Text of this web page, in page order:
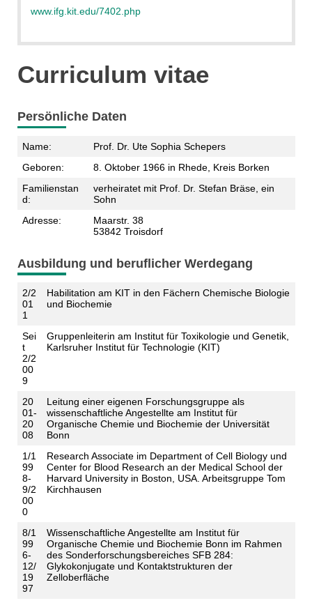
www.ifg.kit.edu/7402.php
Curriculum vitae
Persönliche Daten
Name:
Prof. Dr. Ute Sophia Schepers
Geboren:
8. Oktober 1966 in Rhede, Kreis Borken
Familienstan
d:
verheiratet mit Prof. Dr. Stefan Bräse, ein
Sohn
Adresse:
Maarstr. 38
53842 Troisdorf
Ausbildung und beruflicher Werdegang
2/2
01
1
Habilitation am KIT in den Fächern Chemische Biologie
und Biochemie
Sei
t
2/2
00
9
Gruppenleiterin am Institut für Toxikologie und Genetik,
Karlsruher Institut für Technologie (KIT)
20
01-
20
08
Leitung einer eigenen Forschungsgruppe als
wissenschaftliche Angestellte am Institut für
Organische Chemie und Biochemie der Universität
Bonn
1/1
99
8-
9/2
00
0
Research Associate im Department of Cell Biology und
Center for Blood Research an der Medical School der
Harvard University in Boston, USA. Arbeitsgruppe Tom
Kirchhausen
8/1
99
6-
12/
19
97
Wissenschaftliche Angestellte am Institut für
Organische Chemie und Biochemie Bonn im Rahmen
des Sonderforschungsbereiches SFB 284:
Glykokonjugate und Kontaktstrukturen der
Zelloberfläche